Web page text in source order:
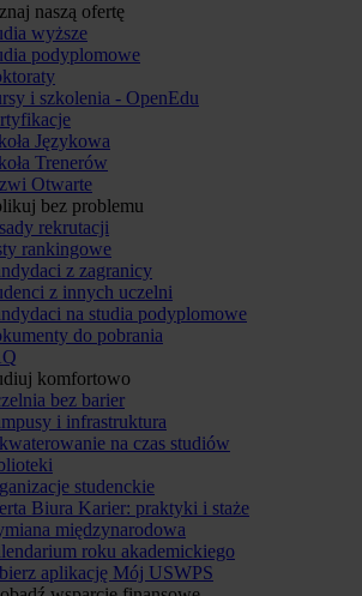
naszą ofertę
wyższe
podyplomowe
i szkolenia - OpenEdu
Językowa
Trenerów
Otwarte
bez problemu
rekrutacji
rankingowe
z zagranicy
z innych uczelni
na studia podyplomowe
do pobrania
komfortowo
bez barier
i infrastruktura
na czas studiów
studenckie
Biura Karier: praktyki i staże
międzynarodowa
roku akademickiego
aplikację Mój USWPS